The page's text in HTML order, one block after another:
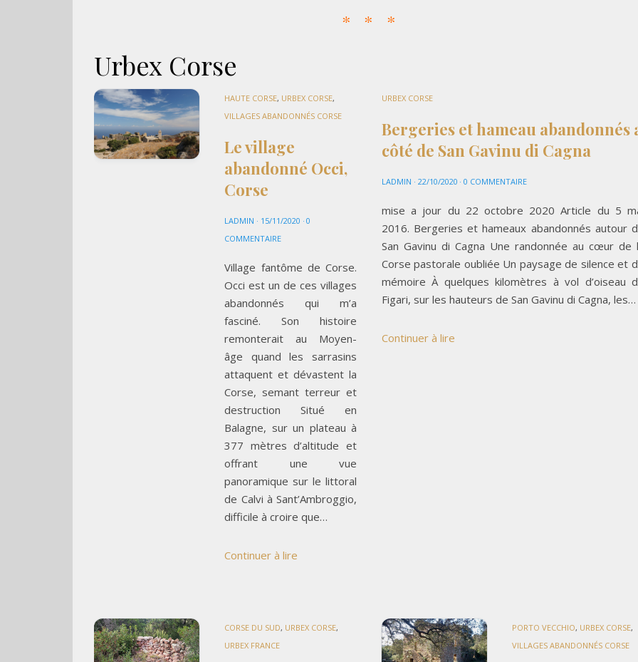
Urbex Corse
HAUTE CORSE, URBEX CORSE,
VILLAGES ABANDONNÉS CORSE
Le village
abandonné Occi,
Corse
LADMIN · 15/11/2020 · 0
COMMENTAIRE
Village fantôme de Corse.
Occi est un de ces villages
abandonnés qui m’a
fasciné. Son histoire
remonterait au Moyen-
âge quand les sarrasins
attaquent et dévastent la
Corse, semant terreur et
destruction Situé en
Balagne, sur un plateau à
377 mètres d’altitude et
offrant une vue
panoramique sur le littoral
de Calvi à Sant’Ambroggio,
difficile à croire que…
Continuer à lire
URBEX CORSE
Bergeries et hameau abandonnés
côté de San Gavinu di Cagna
LADMIN · 22/10/2020 · 0 COMMENTAIRE
mise a jour du 22 octobre 2020 Article du 5
2016. Bergeries et hameaux abandonnés autour
San Gavinu di Cagna Une randonnée au cœur de
Corse pastorale oubliée Un paysage de silence et
mémoire À quelques kilomètres à vol d’oiseau
Figari, sur les hauteurs de San Gavinu di Cagna, les…
Continuer à lire
CORSE DU SUD, URBEX CORSE,
URBEX FRANCE
PORTO VECCHIO, URBEX CORSE,
VILLAGES ABANDONNÉS CORSE